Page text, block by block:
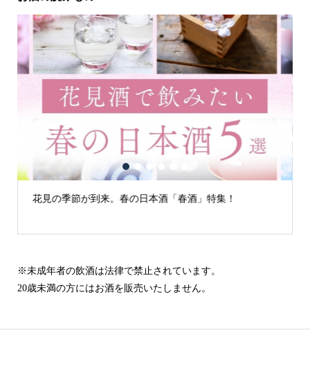
古城の街「犬山」の日本酒
1 2 3 5
※未成年者の飲酒は法律で禁止されています。
20歳未満の方にはお酒を販売いたしません。